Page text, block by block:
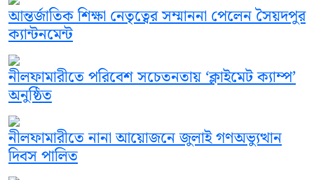
আন্তর্জাতিক শিক্ষা নেতৃত্বের সম্মাননা পেলেন সৈয়দপুর
ক্যান্টনমেন্ট
নীলফামারীতে পরিবেশ সচেতনতায় ‘ক্লাইমেট ক্যাম্প’
অনুষ্ঠিত
নীলফামারীতে নানা আয়োজনে জুলাই গণঅভ্যুত্থান
দিবস পালিত